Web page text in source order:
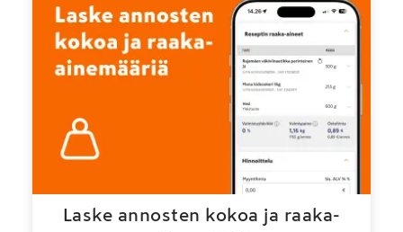
Laske annosten kokoa ja raaka-